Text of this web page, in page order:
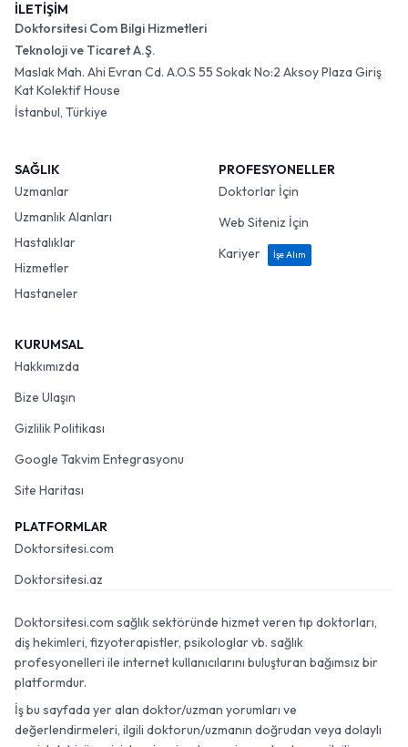
İLETİŞİM
Doktorsitesi Com Bilgi Hizmetleri
Teknoloji ve Ticaret A.Ş.
Maslak Mah. Ahi Evran Cd. A.O.S 55 Sokak No:2 Aksoy Plaza Giriş
Kat Kolektif House
İstanbul, Türkiye
SAĞLIK
Uzmanlar
Uzmanlık Alanları
Hastalıklar
Hizmetler
Hastaneler
PROFESYONELLER
Doktorlar İçin
Web Siteniz İçin
Kariyer
İşe Alım
KURUMSAL
Hakkımızda
Bize Ulaşın
Gizlilik Politikası
Google Takvim Entegrasyonu
Site Haritası
PLATFORMLAR
Doktorsitesi.com
Doktorsitesi.az
Doktorsitesi.com sağlık sektöründe hizmet veren tıp doktorları,
diş hekimleri, fizyoterapistler, psikologlar vb. sağlık
profesyonelleri ile internet kullanıcılarını buluşturan bağımsız bir
platformdur.
İş bu sayfada yer alan doktor/uzman yorumları ve
değerlendirmeleri, ilgili doktorun/uzmanın doğrudan veya dolaylı